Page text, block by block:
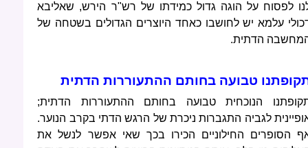
לפסוח על הוגה גדול כמידתו של רש"ר הירש, שאליבא
עלמא יש לחושבו כאחד היוצרים הגדולים בשטחה של
הדתית.
טבועה בחותם ההתעוררות הדתית
הנוכחית טבועה בחותם ההתעוררות הדתית;
לגביה התגברות ניכרת של הרגש הדתי בקרב הנוער.
הסופרים החילוניים הכירו בכך שאי אפשר לנשל את